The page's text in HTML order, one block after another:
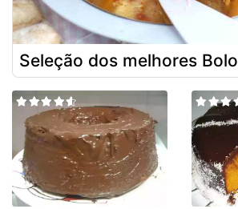
Seleção dos melhores